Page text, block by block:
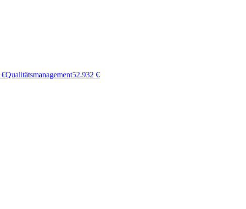
€Qualitätsmanagement52.932 €